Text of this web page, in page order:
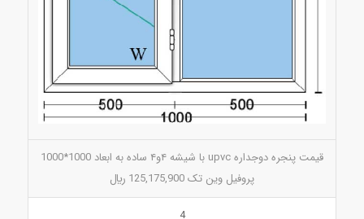
قیمت پنجره دوجداره upvc با شیشه ۴و۴ ساده به ابعاد 1000*1000
پروفیل وین تک 125,175,900 ريال
4